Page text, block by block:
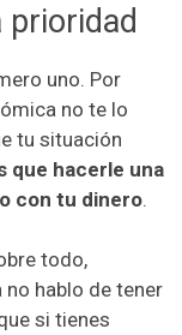
prioridad
uno. Por
no te lo
tu situación
que hacerle una
con tu dinero.
todo,
hablo de tener
si tienes